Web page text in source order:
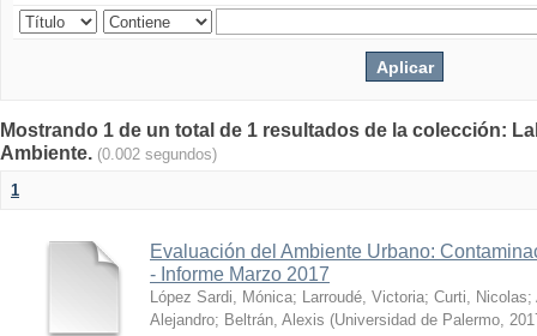
Mostrando 1 de un total de 1 resultados de la colección:
Ambiente. (0.002 segundos)
1
Evaluación del Ambiente Urbano:
- Informe Marzo 2017
López Sardi, Mónica; Larroudé, Victoria; Curti, Nicolas;
Alejandro; Beltrán, Alexis (Universidad de Palermo,